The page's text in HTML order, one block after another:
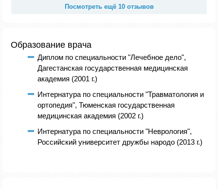
Посмотреть ещё 10 отзывов
Образование врача
Диплом по специальности "Лечебное дело",
Дагестанская государственная медицинская
академия (2001 г.)
Интернатура по специальности "Травматология и
ортопедия", Тюменская государственная
медицинская академия (2002 г.)
Интернатура по специальности "Неврология",
Российский университет дружбы народо (2013 г.)